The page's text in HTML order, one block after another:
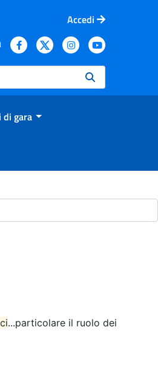
Accedi
di gara
...particolare il ruolo dei